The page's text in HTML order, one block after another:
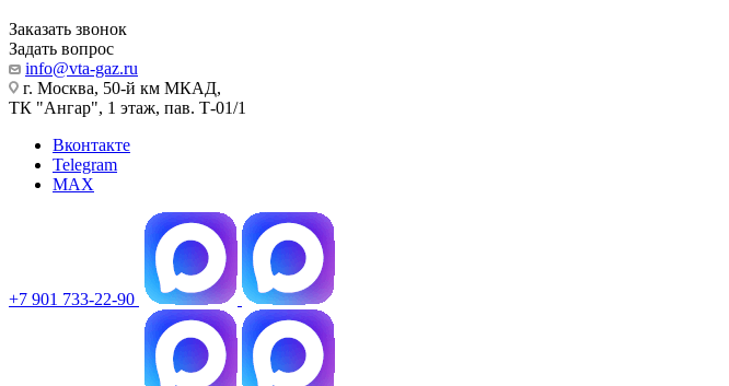
Заказать звонок
Задать вопрос
info@vta-gaz.ru
г. Москва, 50-й км МКАД,
ТК "Ангар", 1 этаж, пав. Т-01/1
Вконтакте
Telegram
MAX
+7 901 733-22-90